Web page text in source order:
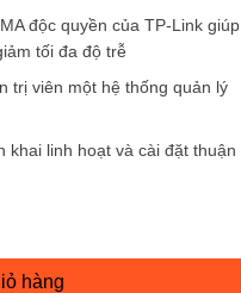
độc quyền của TP-Link giúp
tối đa độ trễ
trị viên một hệ thống quản lý
khai linh hoạt và cài đặt thuận
Băng Tần 5GHz CPE610
hàng